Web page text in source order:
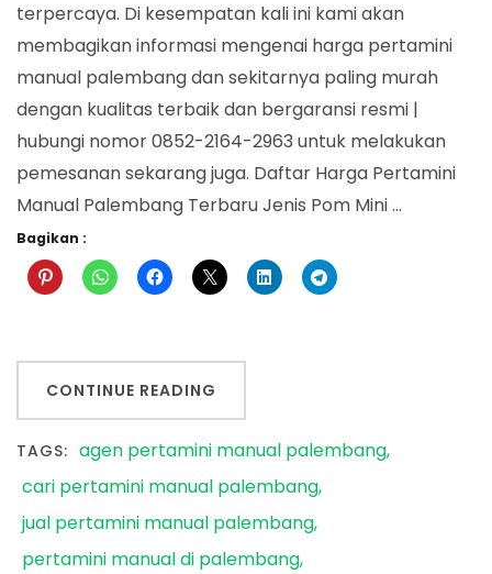
terpercaya. Di kesempatan kali ini kami akan
membagikan informasi mengenai harga pertamini
manual palembang dan sekitarnya paling murah
dengan kualitas terbaik dan bergaransi resmi |
hubungi nomor 0852-2164-2963 untuk melakukan
pemesanan sekarang juga. Daftar Harga Pertamini
Manual Palembang Terbaru Jenis Pom Mini …
Bagikan :
CONTINUE READING
TAGS: agen pertamini manual palembang
cari pertamini manual palembang
jual pertamini manual palembang
pertamini manual di palembang